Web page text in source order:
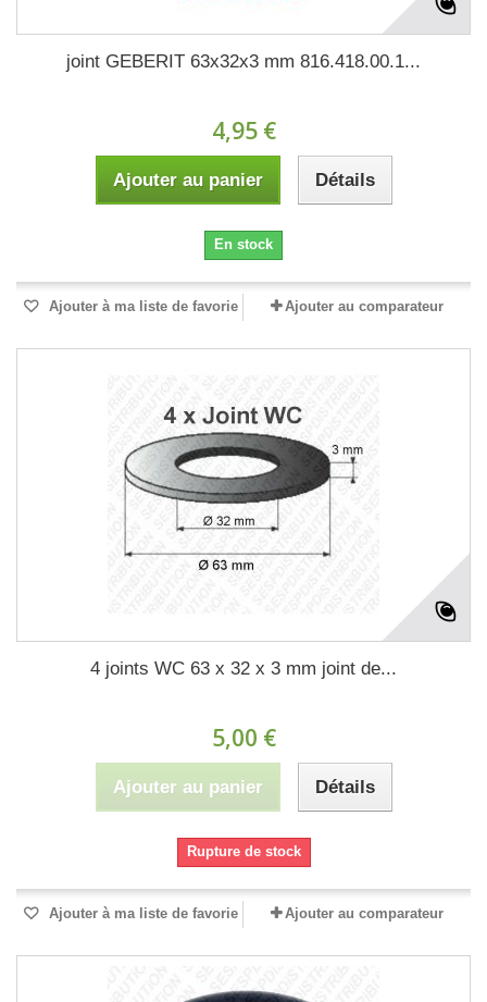
joint GEBERIT 63x32x3 mm 816.418.00.1...
4,95 €
Ajouter au panier Détails
En stock
Ajouter à ma liste de favorie Ajouter au comparateur
4 joints WC 63 x 32 x 3 mm joint de...
5,00 €
Ajouter au panier Détails
Rupture de stock
Ajouter à ma liste de favorie Ajouter au comparateur